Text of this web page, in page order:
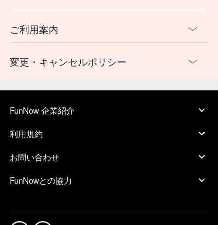
ご利用案内
変更・キャンセルポリシー
FunNow 企業紹介
利用規約
お問い合わせ
FunNowとの協力